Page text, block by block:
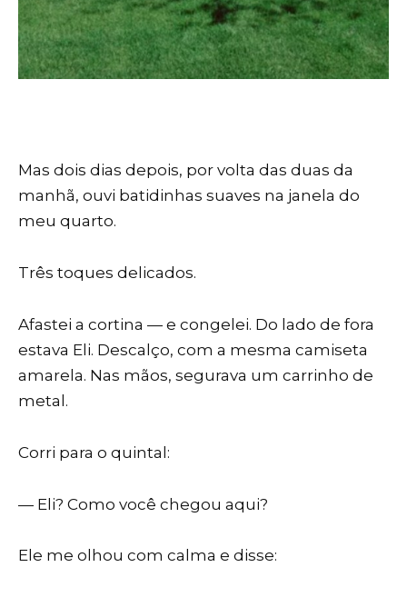
Mas dois dias depois, por volta das duas da
manhã, ouvi batidinhas suaves na janela do
meu quarto.
Três toques delicados.
Afastei a cortina — e congelei. Do lado de fora
estava Eli. Descalço, com a mesma camiseta
amarela. Nas mãos, segurava um carrinho de
metal.
Corri para o quintal:
— Eli? Como você chegou aqui?
Ele me olhou com calma e disse: